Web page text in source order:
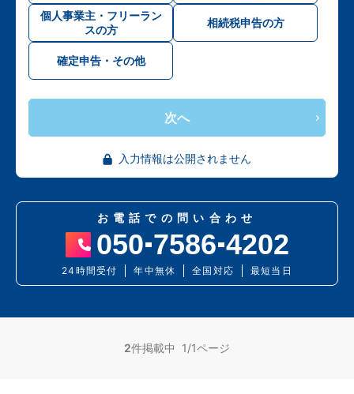
個人事業主・フリーラン
スの方
相続税申告の方
確定申告・その他
次へ
入力情報は公開されません
お電話での問い合わせ
050 7586 4202
24時間受付 年中無休 全国対応 最短当日
2件掲載中 1/1ページ